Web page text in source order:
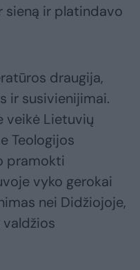
sieną ir platindavo
draugija,
ir susivienijimai.
veikė Lietuvių
Teologijos
pramokti
vyko gerokai
nei Didžiojoje,